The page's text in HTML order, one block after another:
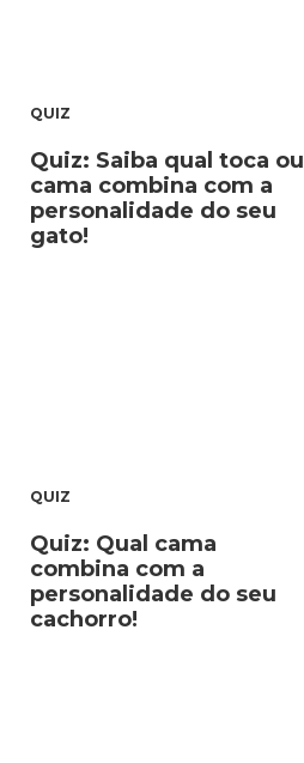
QUIZ
Quiz: Saiba qual toca ou
cama combina com a
personalidade do seu
gato!
QUIZ
Quiz: Qual cama
combina com a
personalidade do seu
cachorro!